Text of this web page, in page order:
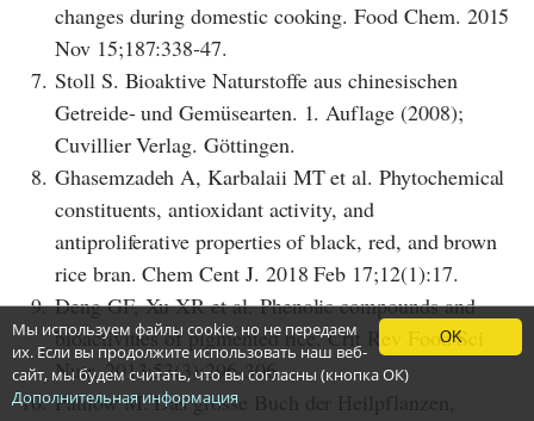
changes during domestic cooking. Food Chem. 2015
Nov 15;187:338-47.
7. Stoll S. Bioaktive Naturstoffe aus chinesischen
Getreide- und Gemüsearten. 1. Auflage (2008);
Cuvillier Verlag. Göttingen.
8. Ghasemzadeh A, Karbalaii MT et al. Phytochemical
constituents, antioxidant activity, and
antiproliferative properties of black, red, and brown
rice bran. Chem Cent J. 2018 Feb 17;12(1):17.
9. Deng GF, Xu XR et al. Phenolic compounds and
bioactivities of pigmented rice. Crit Rev Food Sci
Nutr. 2013;53(3):296-306.
10. Pahlow M. Das grosse Buch der Heilpflanzen,
OK
Мы используем файлы cookie, но не передаем
их. Если вы продолжите использовать наш веб-
сайт, мы будем считать, что вы согласны (кнопка ОК)
Дополнительная информация